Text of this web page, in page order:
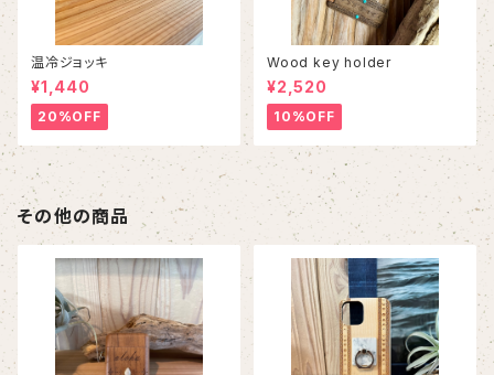
温冷ジョッキ
¥1,440
20%OFF
Wood key holder
¥2,520
10%OFF
その他の商品